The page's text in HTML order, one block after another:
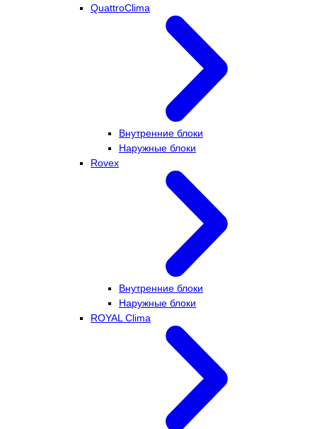
QuattroClima
Внутренние блоки
Наружные блоки
Rovex
Внутренние блоки
Наружные блоки
ROYAL Clima